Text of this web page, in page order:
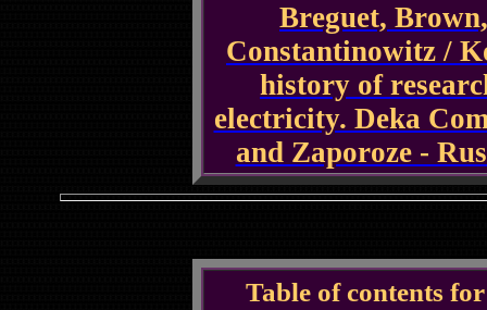
Breguet,
Constantinowitz /
history of
electricity. Deka
and Zaporoze -
Table of contents